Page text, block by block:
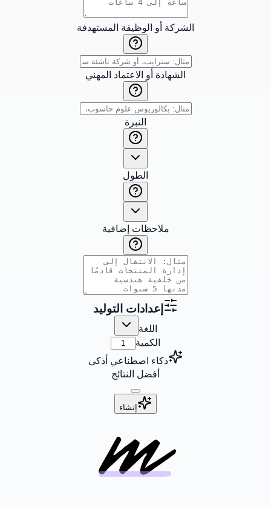
الشركة أو الوظيفة المستهدفة
الشهادة أو الاعتماد المهني
النبرة
الطول
ملاحظات إضافية
إعدادات التوليد
اللغة
الكمية
ذكاء اصطناعي أذكى
أفضل النتائج
إنشاء